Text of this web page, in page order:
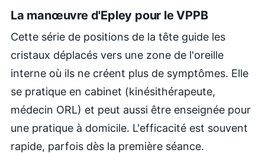
La manœuvre d'Epley pour le VPPB
Cette série de positions de la tête guide les
cristaux déplacés vers une zone de l'oreille
interne où ils ne créent plus de symptômes. Elle
se pratique en cabinet (kinésithérapeute,
médecin ORL) et peut aussi être enseignée pour
une pratique à domicile. L'efficacité est souvent
rapide, parfois dès la première séance.